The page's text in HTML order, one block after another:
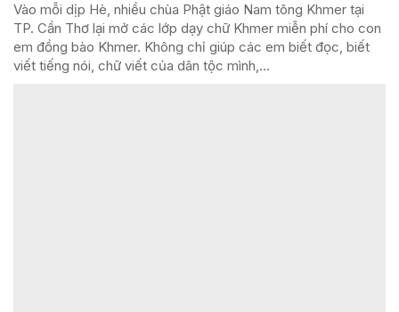
Vào mỗi dịp Hè, nhiều chùa Phật giáo Nam tông Khmer tại
TP. Cần Thơ lại mở các lớp dạy chữ Khmer miễn phí cho con
em đồng bào Khmer. Không chỉ giúp các em biết đọc, biết
viết tiếng nói, chữ viết của dân tộc mình,...